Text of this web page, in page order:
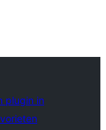
plugin in